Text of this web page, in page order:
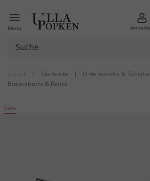
Menü
| Startseite | Unterwäsche &
Boxershorts & Pants
Sale